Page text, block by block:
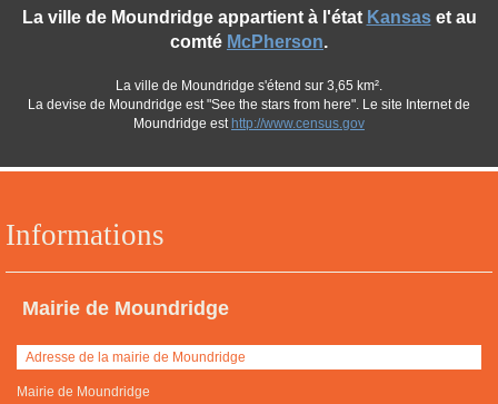
Informations
Mairie de Moundridge
Adresse de la mairie de Moundridge
Mairie de Moundridge
La ville de Moundridge appartient à l'état Kansaset au
comté McPherson.
La ville de Moundridge s'étend sur 3,65 km².
La devise de Moundridge est "See the stars from here". Le site Internet de
Moundridge est http://www.census.gov